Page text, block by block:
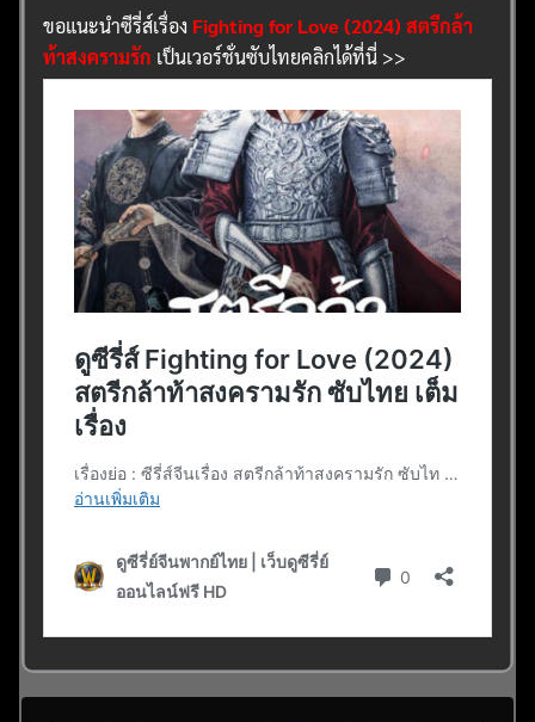
ขอแนะนำซีรี่ส์เรื่อง Fighting for Love (2024) สตรีกล้า
ท้าสงครามรัก เป็นเวอร์ชั่นซับไทยคลิกได้ที่นี่ >>